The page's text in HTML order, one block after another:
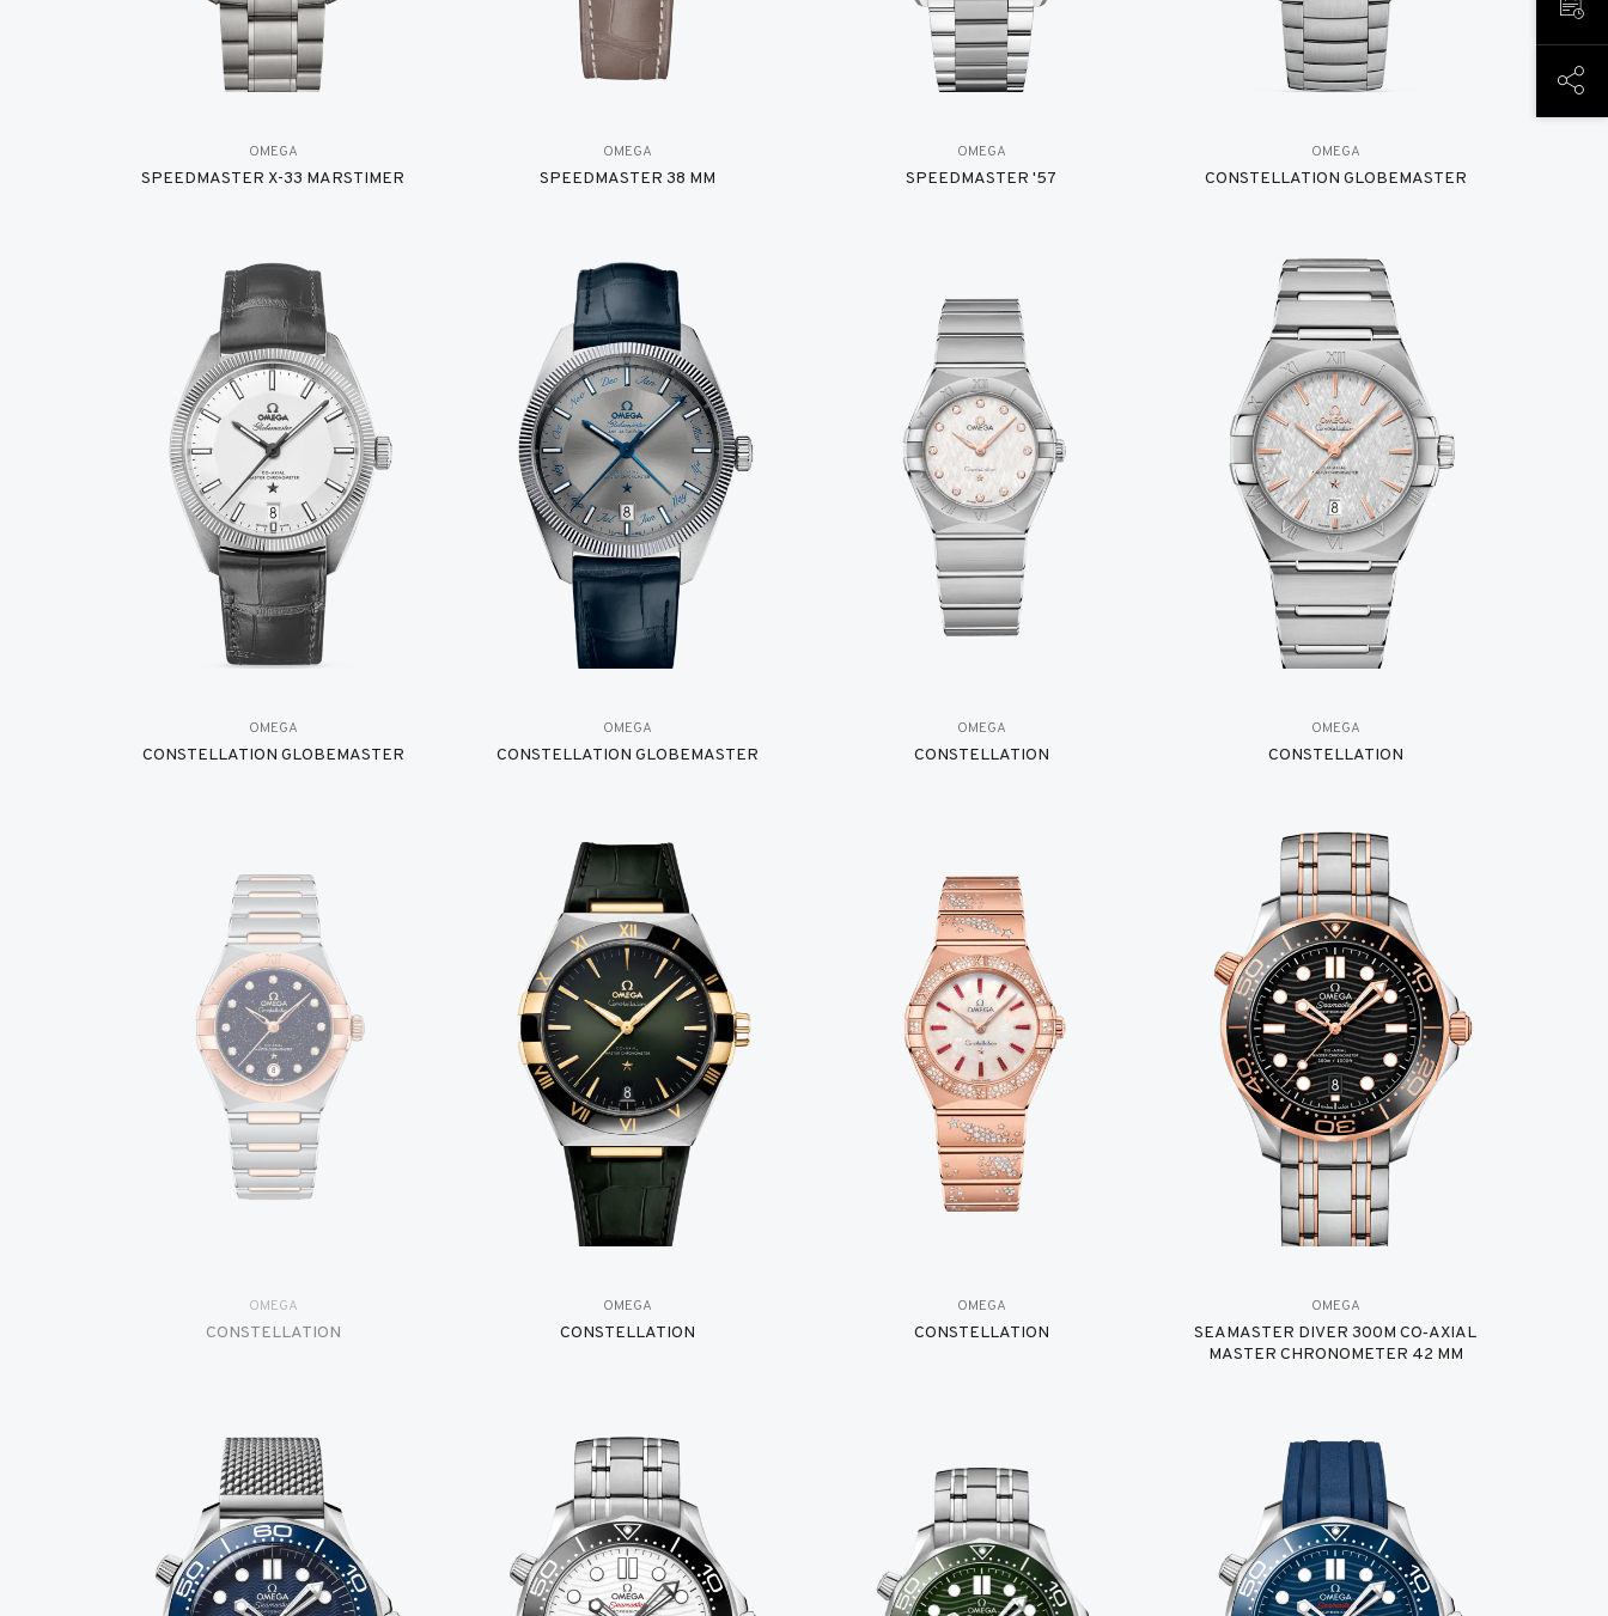
OMEGA
SPEEDMASTER X-33 MARSTIMER
OMEGA
SPEEDMASTER 38 MM
OMEGA
SPEEDMASTER '57
OMEGA
CONSTELLATION GLOBEMASTER
OMEGA
CONSTELLATION GLOBEMASTER
OMEGA
CONSTELLATION GLOBEMASTER
OMEGA
CONSTELLATION
OMEGA
CONSTELLATION
OMEGA
CONSTELLATION
OMEGA
CONSTELLATION
OMEGA
CONSTELLATION
OMEGA
SEAMASTER DIVER 300M CO‑AXIAL
MASTER CHRONOMETER 42 MM